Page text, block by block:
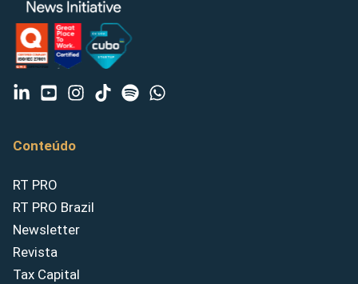
Conteúdo
RT PRO
RT PRO Brazil
Newsletter
Revista
Tax Capital